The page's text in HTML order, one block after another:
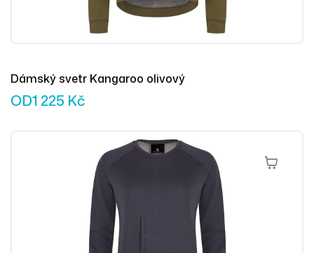
Dámský svetr Kangaroo olivový
OD1 225 Kč
Výběr